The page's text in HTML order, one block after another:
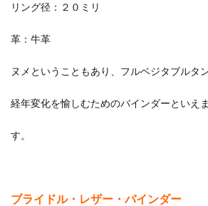
TATSUNO
インダー
ブライ
レザ
リング径：２０ミリ
革：牛革
ヌメということもあり、フルベジタブルタ
経年変化を愉しむためのバインダーといえま
す。
ブライドル・レザー・バインダー